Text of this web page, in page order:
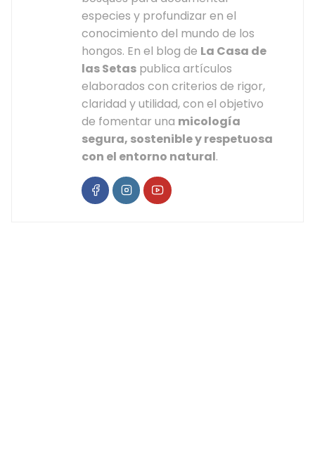
especies y profundizar en el
conocimiento del mundo de los
hongos. En el blog de La Casa de
las Setas publica artículos
elaborados con criterios de rigor,
claridad y utilidad, con el objetivo
de fomentar una micología
segura, sostenible y respetuosa
con el entorno natural.